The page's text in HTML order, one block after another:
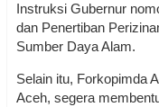
Instruksi Gubernur
dan Penertiban
Sumber Daya Alam.
Selain itu, Forkopimda
Aceh, segera